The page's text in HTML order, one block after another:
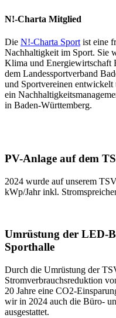
N!-Charta Mitglied
Die N!-Charta Sport ist eine
Nachhaltigkeit im Sport. Sie
Klima und Energiewirtschaft
dem Landessportverband
und Sportvereinen
ein
in Baden-Württemberg.
PV-Anlage auf dem
2024 wurde auf unserem
kWp/Jahr inkl.
Umrüstung der LED-
Sporthalle
Durch die Umrüstung der
Stromverbrauchsreduktion
20 Jahre eine CO2-
wir in 2024 auch die Büro-
ausgestattet.